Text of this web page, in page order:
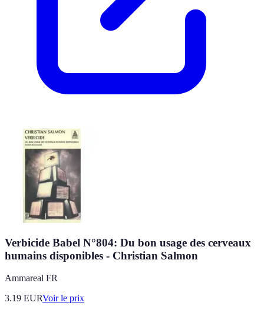
Verbicide Babel N°804: Du bon usage des cerveaux
humains disponibles - Christian Salmon
Ammareal FR
3.19 EURVoir le prix